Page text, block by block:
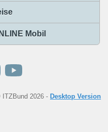
Mobil
2026 - Desktop Version